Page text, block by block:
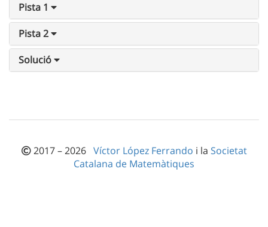
Pista 1
Pista 2
Solució
2017 – 2026 Víctor López Ferrando i la Societat
Catalana de Matemàtiques